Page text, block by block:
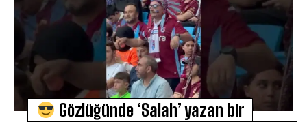
Gözlüğünde ‘Salah’ yazan bir